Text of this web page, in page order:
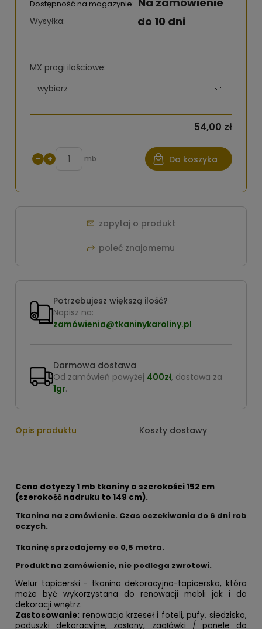
Dostępność na magazynie:
Wysyłka: do 10 dni
MX progi ilościowe:
54,00 zł
− + mb Do koszyka
zapytaj o produkt
poleć znajomemu
Potrzebujesz większą ilość?
Napisz na:
zamówienia@tkaninykaroliny.pl
Darmowa dostawa
Od zamówień powyżej 400zł, dostawa za
1gr.
Opis produktu Koszty dostawy
Cena dotyczy 1 mb tkaniny o szerokości 152 cm
(szerokość nadruku to 149 cm).
Tkanina na zamówienie. Czas oczekiwania do 6 dni rob
oczych.
Tkaninę sprzedajemy co 0,5 metra.
Produkt na zamówienie, nie podlega zwrotowi.
Welur tapicerski - tkanina dekoracyjno-tapicerska, która
może być wykorzystana do renowacji mebli jak i do
dekoracji wnętrz.
Zastosowanie: renowacja krzeseł i foteli, pufy, siedziska,
poduszki dekoracyjne, zasłony, zagłówki / panele do